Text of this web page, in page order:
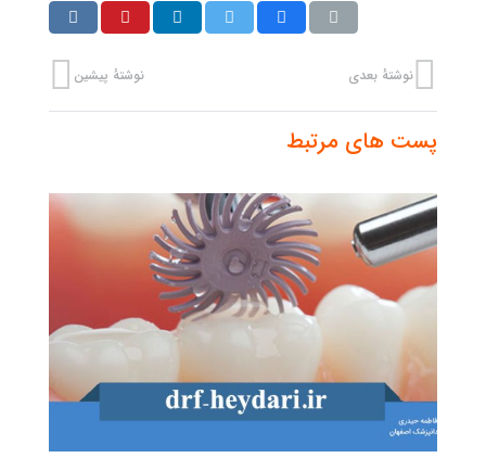
نوشتهٔ پیشین نوشتهٔ بعدی
پست های مرتبط